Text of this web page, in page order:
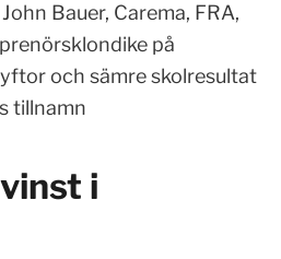
Bauer, Carema, FRA,
på
och sämre skolresultat
tillnamn
i